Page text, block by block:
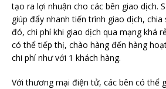
tạo ra lợi nhuận cho các bên giao dịch.
giúp đẩy nhanh tiến trình giao dịch,
đó, chi phí khi giao dịch qua mạng khá
có thể tiếp thị, chào hàng đến hàng
chi phí như với 1 khách hàng.
Với thương mại điện tử, các bên có thể